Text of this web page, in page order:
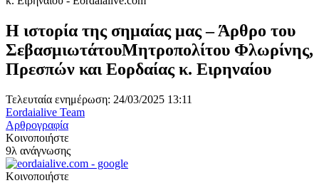
Η ιστορία της σημαίας μας – Άρθρο του
ΣεβασμιωτάτουΜητροπολίτου Φλωρίνης,
Πρεσπών και Εορδαίας κ. Ειρηναίου
Τελευταία ενημέρωση: 24/03/2025 13:11
Eordaialive Team
Αρθρογραφία
Κοινοποιήστε
9λ ανάγνωσης
Κοινοποιήστε